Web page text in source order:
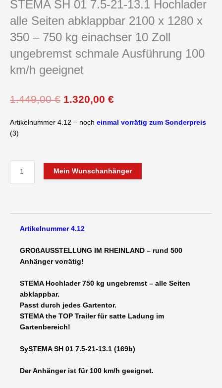
STEMA SH 01 7.5-21-13.1 Hochlader
alle Seiten abklappbar 2100 x 1280 x
350 – 750 kg einachser 10 Zoll
ungebremst schmale Ausführung 100
km/h geeignet
1.449,00€ Ursprünglicher
war:
1.320,00 €Aktueller
ist:
Artikelnummer 4.12 – noch einmal vorrätig zum Sonderpreis
(3)
Hochlader
Seiten
abklappbar
1280
350
Mein Wunschanhänger
Artikelnummer 4.12
GROßAUSSTELLUNG IM RHEINLAND – rund 500
Anhänger vorrätig!
STEMA Hochlader 750 kg ungebremst – alle Seiten
abklappbar.
Passt durch jedes Gartentor.
STEMA the TOP Trailer für satte Ladung im
Gartenbereich!
SySTEMA SH 01 7.5-21-13.1 (169b)
Der Anhänger ist für 100 km/h geeignet.